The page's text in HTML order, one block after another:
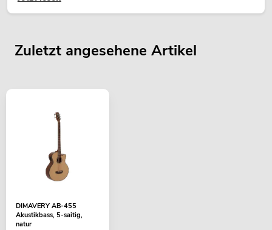
Zuletzt angesehene Artikel
DIMAVERY AB-455
Akustikbass, 5-saitig,
natur